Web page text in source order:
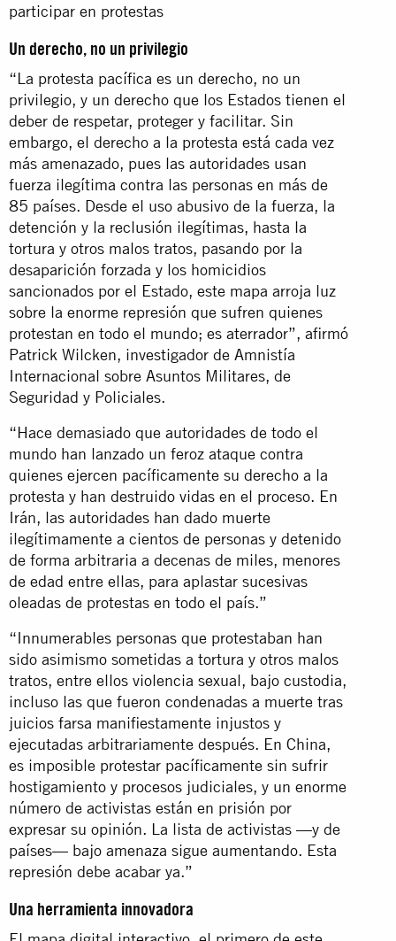
participar en protestas
Un derecho, no un privilegio
“La protesta pacífica es un derecho, no un
privilegio, y un derecho que los Estados tienen el
deber de respetar, proteger y facilitar. Sin
embargo, el derecho a la protesta está cada vez
más amenazado, pues las autoridades usan
fuerza ilegítima contra las personas en más de
85 países. Desde el uso abusivo de la fuerza, la
detención y la reclusión ilegítimas, hasta la
tortura y otros malos tratos, pasando por la
desaparición forzada y los homicidios
sancionados por el Estado, este mapa arroja luz
sobre la enorme represión que sufren quienes
protestan en todo el mundo; es aterrador”, afirmó
Patrick Wilcken, investigador de Amnistía
Internacional sobre Asuntos Militares, de
Seguridad y Policiales.
“Hace demasiado que autoridades de todo el
mundo han lanzado un feroz ataque contra
quienes ejercen pacíficamente su derecho a la
protesta y han destruido vidas en el proceso. En
Irán, las autoridades han dado muerte
ilegítimamente a cientos de personas y detenido
de forma arbitraria a decenas de miles, menores
de edad entre ellas, para aplastar sucesivas
oleadas de protestas en todo el país.”
“Innumerables personas que protestaban han
sido asimismo sometidas a tortura y otros malos
tratos, entre ellos violencia sexual, bajo custodia,
incluso las que fueron condenadas a muerte tras
juicios farsa manifiestamente injustos y
ejecutadas arbitrariamente después. En China,
es imposible protestar pacíficamente sin sufrir
hostigamiento y procesos judiciales, y un enorme
número de activistas están en prisión por
expresar su opinión. La lista de activistas —y de
países— bajo amenaza sigue aumentando. Esta
represión debe acabar ya.”
Una herramienta innovadora